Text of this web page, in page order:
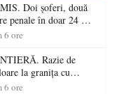
Doi șoferi, două
penale în doar 24 de
Petea! Unul avea
niciodată permis
6 ore
Razie de
la granița cu
800 de persoane și
6 ore